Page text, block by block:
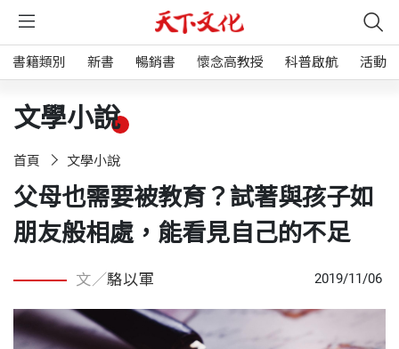
書籍類別 新書 暢銷書 懷念高教授 科普啟航 活動
文學小說
首頁 文學小說
父母也需要被教育？試著與孩子如
朋友般相處，能看見自己的不足
文／駱以軍 2019/11/06